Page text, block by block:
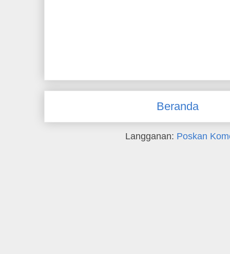
Beranda
Langganan: Poskan